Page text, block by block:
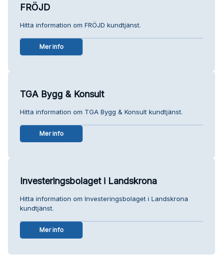
FRÖJD
Hitta information om FRÖJD kundtjänst.
Mer info
TGA Bygg & Konsult
Hitta information om TGA Bygg & Konsult kundtjänst.
Mer info
Investeringsbolaget i Landskrona
Hitta information om Investeringsbolaget i Landskrona
kundtjänst.
Mer info